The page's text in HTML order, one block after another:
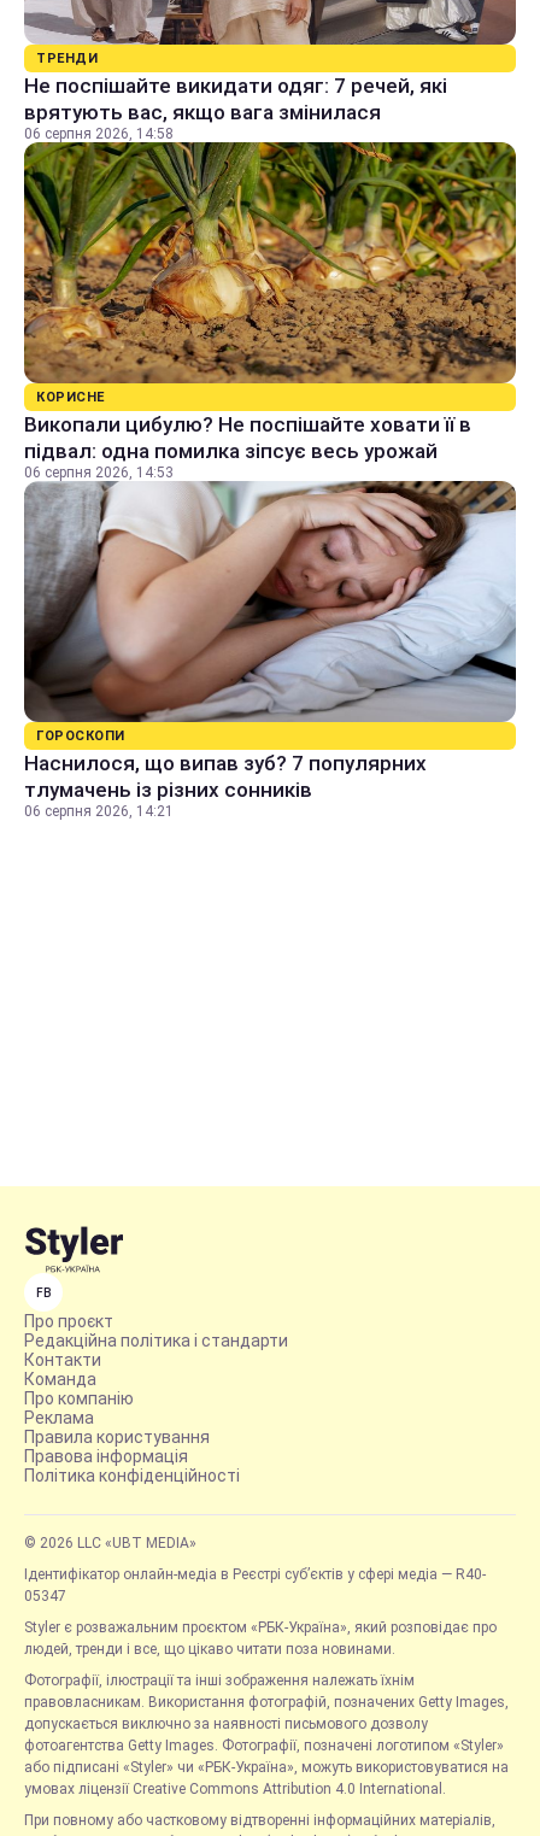
ТРЕНДИ
Не поспішайте викидати одяг: 7 речей, які
врятують вас, якщо вага змінилася
06 серпня 2026, 14:58
КОРИСНЕ
Викопали цибулю? Не поспішайте ховати її в
підвал: одна помилка зіпсує весь урожай
06 серпня 2026, 14:53
ГОРОСКОПИ
Наснилося, що випав зуб? 7 популярних
тлумачень із різних сонників
06 серпня 2026, 14:21
FB
Про проєкт
Редакційна політика і стандарти
Контакти
Команда
Про компанію
Реклама
Правила користування
Правова інформація
Політика конфіденційності
© 2026 LLC «UBT MEDIA»
Ідентифікатор онлайн-медіа в Реєстрі суб’єктів у сфері медіа — R40-
05347
Styler є розважальним проєктом «РБК-Україна», який розповідає про
людей, тренди і все, що цікаво читати поза новинами.
Фотографії, ілюстрації та інші зображення належать їхнім
правовласникам. Використання фотографій, позначених Getty Images,
допускається виключно за наявності письмового дозволу
фотоагентства Getty Images. Фотографії, позначені логотипом «Styler»
або підписані «Styler» чи «РБК-Україна», можуть використовуватися на
умовах ліцензії Creative Commons Attribution 4.0 International.
При повному або частковому відтворенні інформаційних матеріалів,